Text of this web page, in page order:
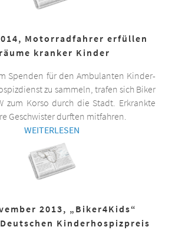
Motorradfahrer erfüllen
kranker Kinder
Spenden für den Ambulanten Kinder-
zu sammeln, trafen sich Biker
zum Korso durch die Stadt. Erkrankte
Geschwister durften mitfahren.
WEITERLESEN
2013, „Biker4Kids“
Kinderhospizpreis